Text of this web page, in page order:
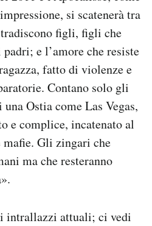
si scatenerà tra
figli, figli che
e l’amore che resiste
fatto di violenze e
Contano solo gli
Ostia come Las Vegas,
e complice, incatenato al
Gli zingari che
ma che resteranno
intrallazzi attuali; ci vedi